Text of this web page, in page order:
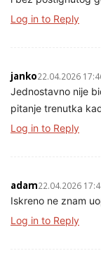
Log in to Reply
janko22.04.2026
Jednostavno nije
pitanje trenutka
Log in to Reply
adam22.04.2026
Iskreno ne znam
Log in to Reply